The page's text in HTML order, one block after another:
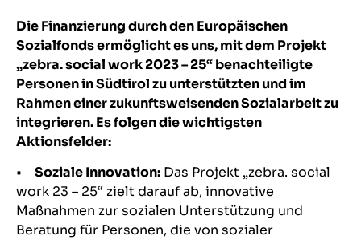
Die Finanzierung durch den Europäischen
Sozialfonds ermöglicht es uns, mit dem Projekt
„zebra. social work 2023 – 25“ benachteiligte
Personen in Südtirol zu unterstützten und im
Rahmen einer zukunftsweisenden Sozialarbeit zu
integrieren. Es folgen die wichtigsten
Aktionsfelder:
• Soziale Innovation: Das Projekt „zebra. social
work 23 – 25“ zielt darauf ab, innovative
Maßnahmen zur sozialen Unterstützung und
Beratung für Personen, die von sozialer